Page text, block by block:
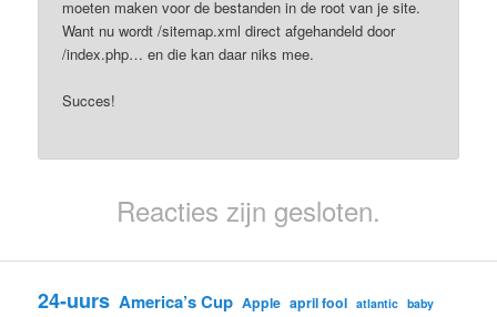
moeten maken voor de bestanden in de root van je site.
Want nu wordt /sitemap.xml direct afgehandeld door
/index.php… en die kan daar niks mee.
Succes!
Reacties zijn gesloten.
24-uurs America’s Cup Apple april fool atlantic baby